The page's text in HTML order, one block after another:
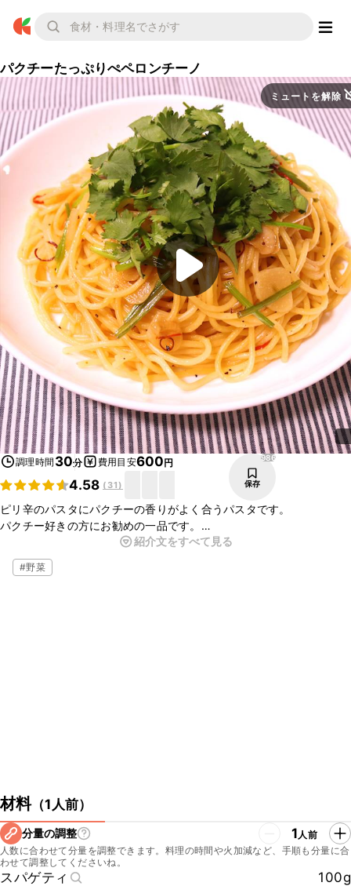
パクチーたっぷりぺペロンチーノ
ミュートを解除
調理時間 30分 費用目安600円
4.58 ( 31)
986
保存
ピリ辛のパスタにパクチーの香りがよく合うパスタです。
パクチー好きの方にお勧めの一品です。
レモン汁を加えることによりさわやかな仕上がりになります。
簡単に出来るのでお昼ご飯に作ってみてはいかがでしょうか。
紹介文をすべて見る
#野菜
材料（1人前）
分量の調整 1人前
人数に合わせて分量を調整できます。料理の時間や火加減など、手順も分量に合
わせて調整してくださいね。
スパゲティ
100g